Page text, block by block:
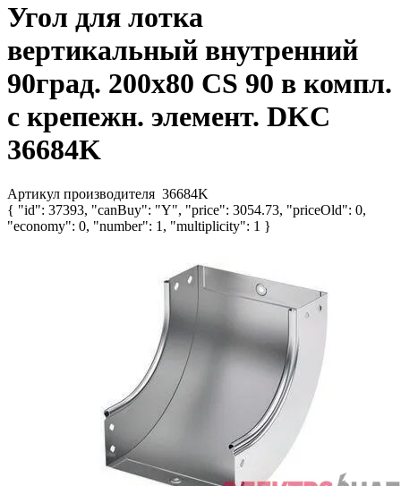
Угол для лотка
вертикальный внутренний
90град. 200х80 CS 90 в компл.
с крепежн. элемент. DKC
36684K
Артикул производителя 36684K
{ "id": 37393, "canBuy": "Y", "price": 3054.73, "priceOld": 0,
"economy": 0, "number": 1, "multiplicity": 1 }